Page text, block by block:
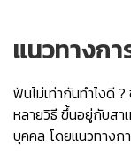
แนวทางก
ฟันไม่เท่ากันทําไงดี
หลายวิธี ขึ้นอยู่กับสา
บุคคล โดยแนวทางก